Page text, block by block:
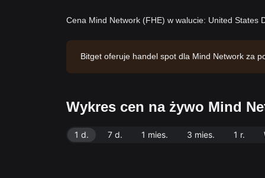
Cena Mind Network (FHE) w walucie: United States
Bitget oferuje handel spot dla Mind Network za
Wykres cen na żywo Mind
1 d. 7 d. 1 mies. 3 mies. 1 r.